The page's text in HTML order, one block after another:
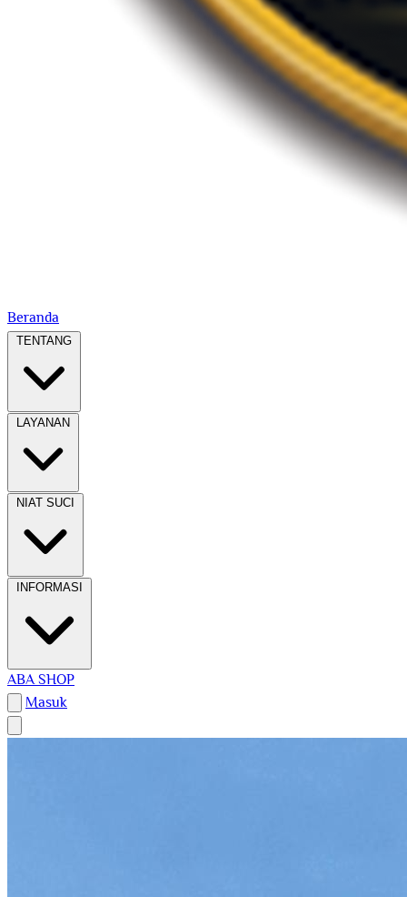
Beranda
TENTANG
LAYANAN
NIAT SUCI
INFORMASI
ABA SHOP
Masuk